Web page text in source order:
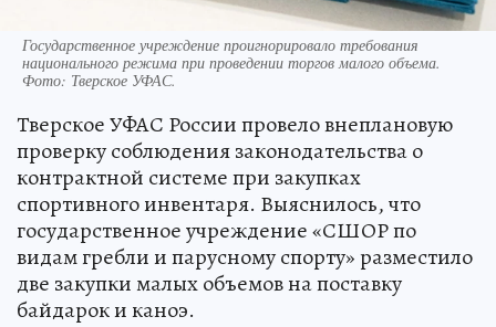
Государственное учреждение проигнорировало требования
национального режима при проведении торгов малого объема.
Фото: Тверское УФАС.
Тверское УФАС России провело внеплановую
проверку соблюдения законодательства о
контрактной системе при закупках
спортивного инвентаря. Выяснилось, что
государственное учреждение «СШОР по
видам гребли и парусному спорту» разместило
две закупки малых объемов на поставку
байдарок и каноэ.